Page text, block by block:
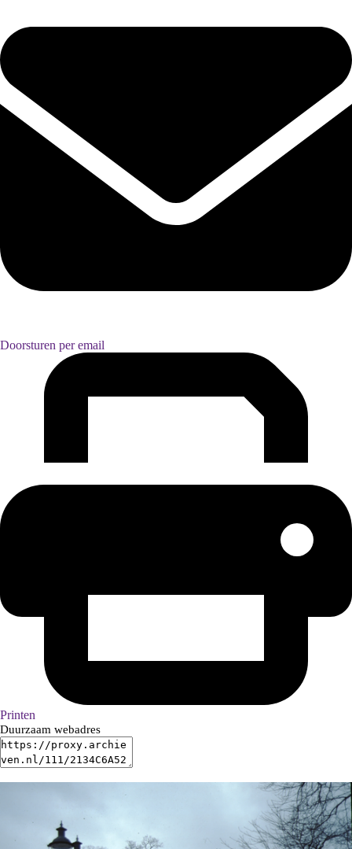
Doorsturen per email
Printen
Duurzaam webadres